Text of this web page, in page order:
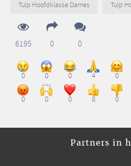
Tulp Hoofdklasse Dames
Tulp
6195 0 0
0 0 0 4 0
0 0 0 8 0
Partners in